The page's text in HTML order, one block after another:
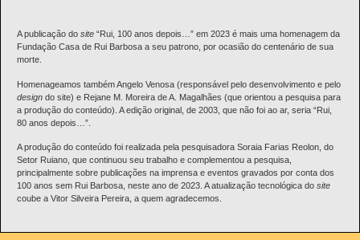
A publicação do site “Rui, 100 anos depois…” em 2023 é mais uma homenagem da
Fundação Casa de Rui Barbosa a seu patrono, por ocasião do centenário de sua
morte.
Homenageamos também Angelo Venosa (responsável pelo desenvolvimento e pelo
design do site) e Rejane M. Moreira de A. Magalhães (que orientou a pesquisa para
a produção do conteúdo). A edição original, de 2003, que não foi ao ar, seria “Rui,
80 anos depois…”.
A produção do conteúdo foi realizada pela pesquisadora Soraia Farias Reolon, do
Setor Ruiano, que continuou seu trabalho e complementou a pesquisa,
principalmente sobre publicações na imprensa e eventos gravados por conta dos
100 anos sem Rui Barbosa, neste ano de 2023. A atualização tecnológica do site
coube a Vitor Silveira Pereira, a quem agradecemos.